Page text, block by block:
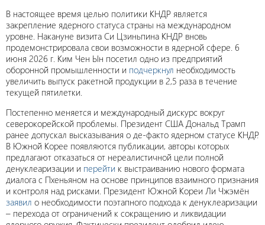
В настоящее время целью политики КНДР является
закрепление ядерного статуса страны на международном
уровне. Накануне визита Си Цзиньпина КНДР вновь
продемонстрировала свои возможности в ядерной сфере. 6
июня 2026 г. Ким Чен Ын посетил одно из предприятий
оборонной промышленности и подчеркнул необходимость
увеличить выпуск ракетной продукции в 2,5 раза в течение
текущей пятилетки.
Постепенно меняется и международный дискурс вокруг
северокорейской проблемы. Президент США Дональд Трамп
ранее допускал высказывания о де-факто ядерном статусе КНДР.
В Южной Корее появляются публикации, авторы которых
предлагают отказаться от нереалистичной цели полной
денуклеаризации и перейти к выстраиванию нового формата
диалога с Пхеньяном на основе принципов взаимного признания
и контроля над рисками. Президент Южной Кореи Ли Чжэмён
заявил о необходимости поэтапного подхода к денуклеаризации
– перехода от ограничений к сокращению и ликвидации